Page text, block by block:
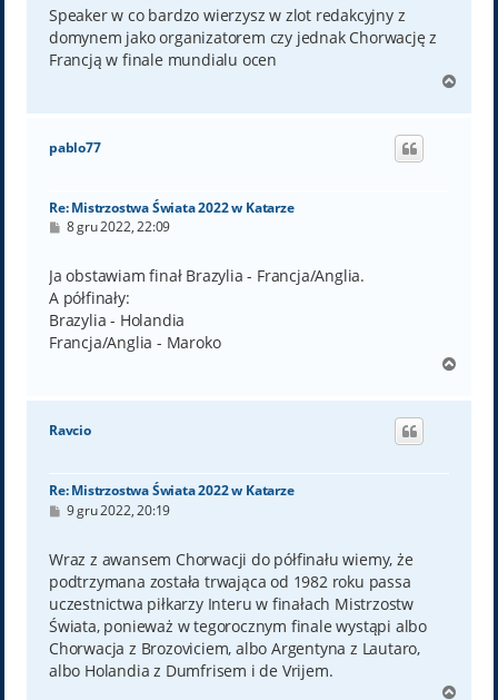
t
Speaker w co bardzo wierzysz w zlot redakcyjny z
domynem jako organizatorem czy jednak Chorwację z
Francją w finale mundialu ocen
g
pablo77
Re: Mistrzostwa Świata 2022 w Katarze
P
t
8 gru 2022, 22:09
Ja obstawiam finał Brazylia - Francja/Anglia.
A półfinały:
Brazylia - Holandia
Francja/Anglia - Maroko
g
Ravcio
Re: Mistrzostwa Świata 2022 w Katarze
P
t
9 gru 2022, 20:19
Wraz z awansem Chorwacji do półfinału wiemy, że
podtrzymana została trwająca od 1982 roku passa
uczestnictwa piłkarzy Interu w finałach Mistrzostw
Świata, ponieważ w tegorocznym finale wystąpi albo
Chorwacja z Brozoviciem, albo Argentyna z Lautaro,
albo Holandia z Dumfrisem i de Vrijem.